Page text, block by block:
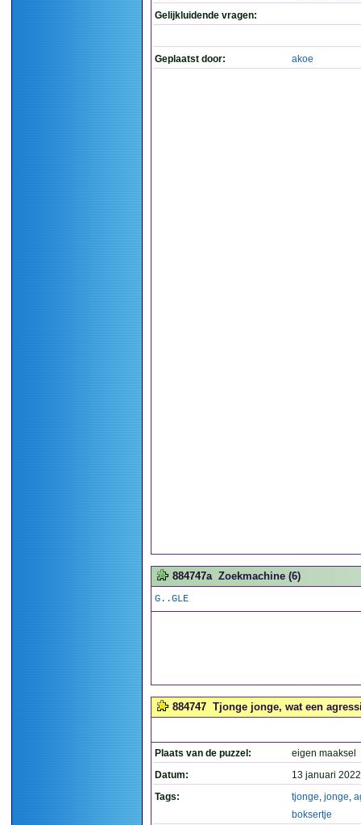
Gelijkluidende vragen:
Geplaatst door: akoe
884747a Zoekmachine (6)
G..GLE
884747 Tjonge jonge, wat een
Plaats van de puzzel:
eigen maaksel
Datum:
13 januari
Tags:
tjonge, jonge,
boksertje